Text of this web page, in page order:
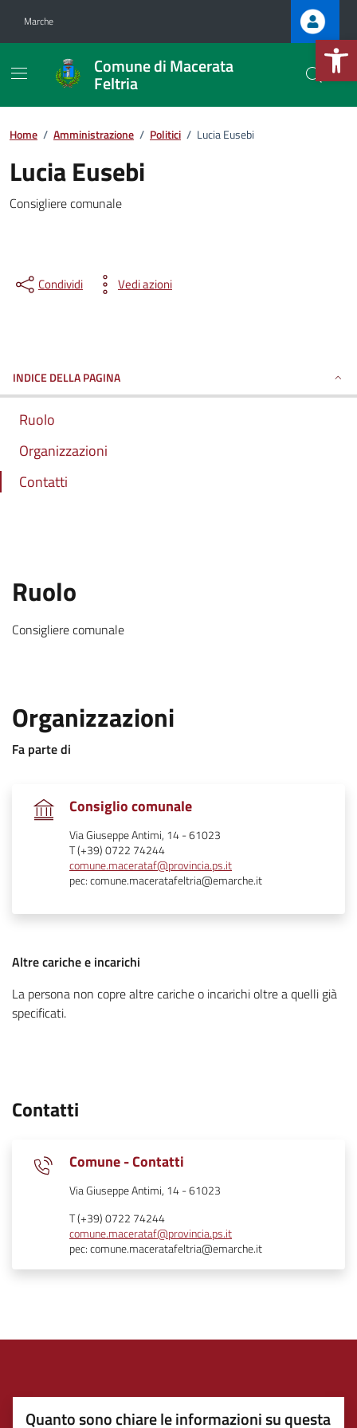
Apri la
Marche
Comune di Macerata
Feltria
Home / Amministrazione / Politici / Lucia Eusebi
Lucia Eusebi
Consigliere comunale.
Condividi Vedi azioni
INDICE DELLA PAGINA
Ruolo
Organizzazioni
Contatti
Ruolo
Consigliere comunale.
Organizzazioni
Fa parte di
Consiglio comunale.
Via Giuseppe Antimi, 14 - 61023
T (+39) 0722 74244
comune.macerataf@provincia.ps.it
pec: comune.maceratafeltria@emarche.it
Altre cariche e incarichi
La persona non copre altre cariche o incarichi oltre a quelli già
specificati..
Contatti
Comune - Contatti
Via Giuseppe Antimi, 14 - 61023
T (+39) 0722 74244
comune.macerataf@provincia.ps.it
pec: comune.maceratafeltria@emarche.it
Quanto sono chiare le informazioni su questa